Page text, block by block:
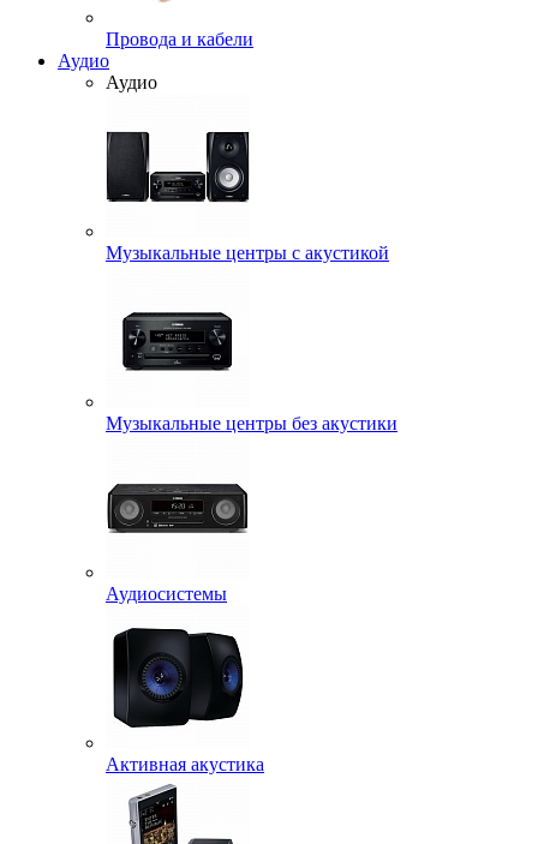
Провода и кабели
Аудио
Аудио
Музыкальные центры с акустикой
Музыкальные центры без акустики
Аудиосистемы
Активная акустика